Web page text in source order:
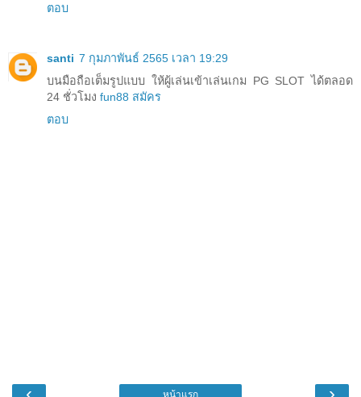
ตอบ
santi 7 กุมภาพันธ์ 2565 เวลา 19:29
บนมือถือเต็มรูปแบบ ให้ผู้เล่นเข้าเล่นเกม PG SLOT ได้ตลอด
24 ชั่วโมง fun88 สมัคร
ตอบ
หน้าแรก